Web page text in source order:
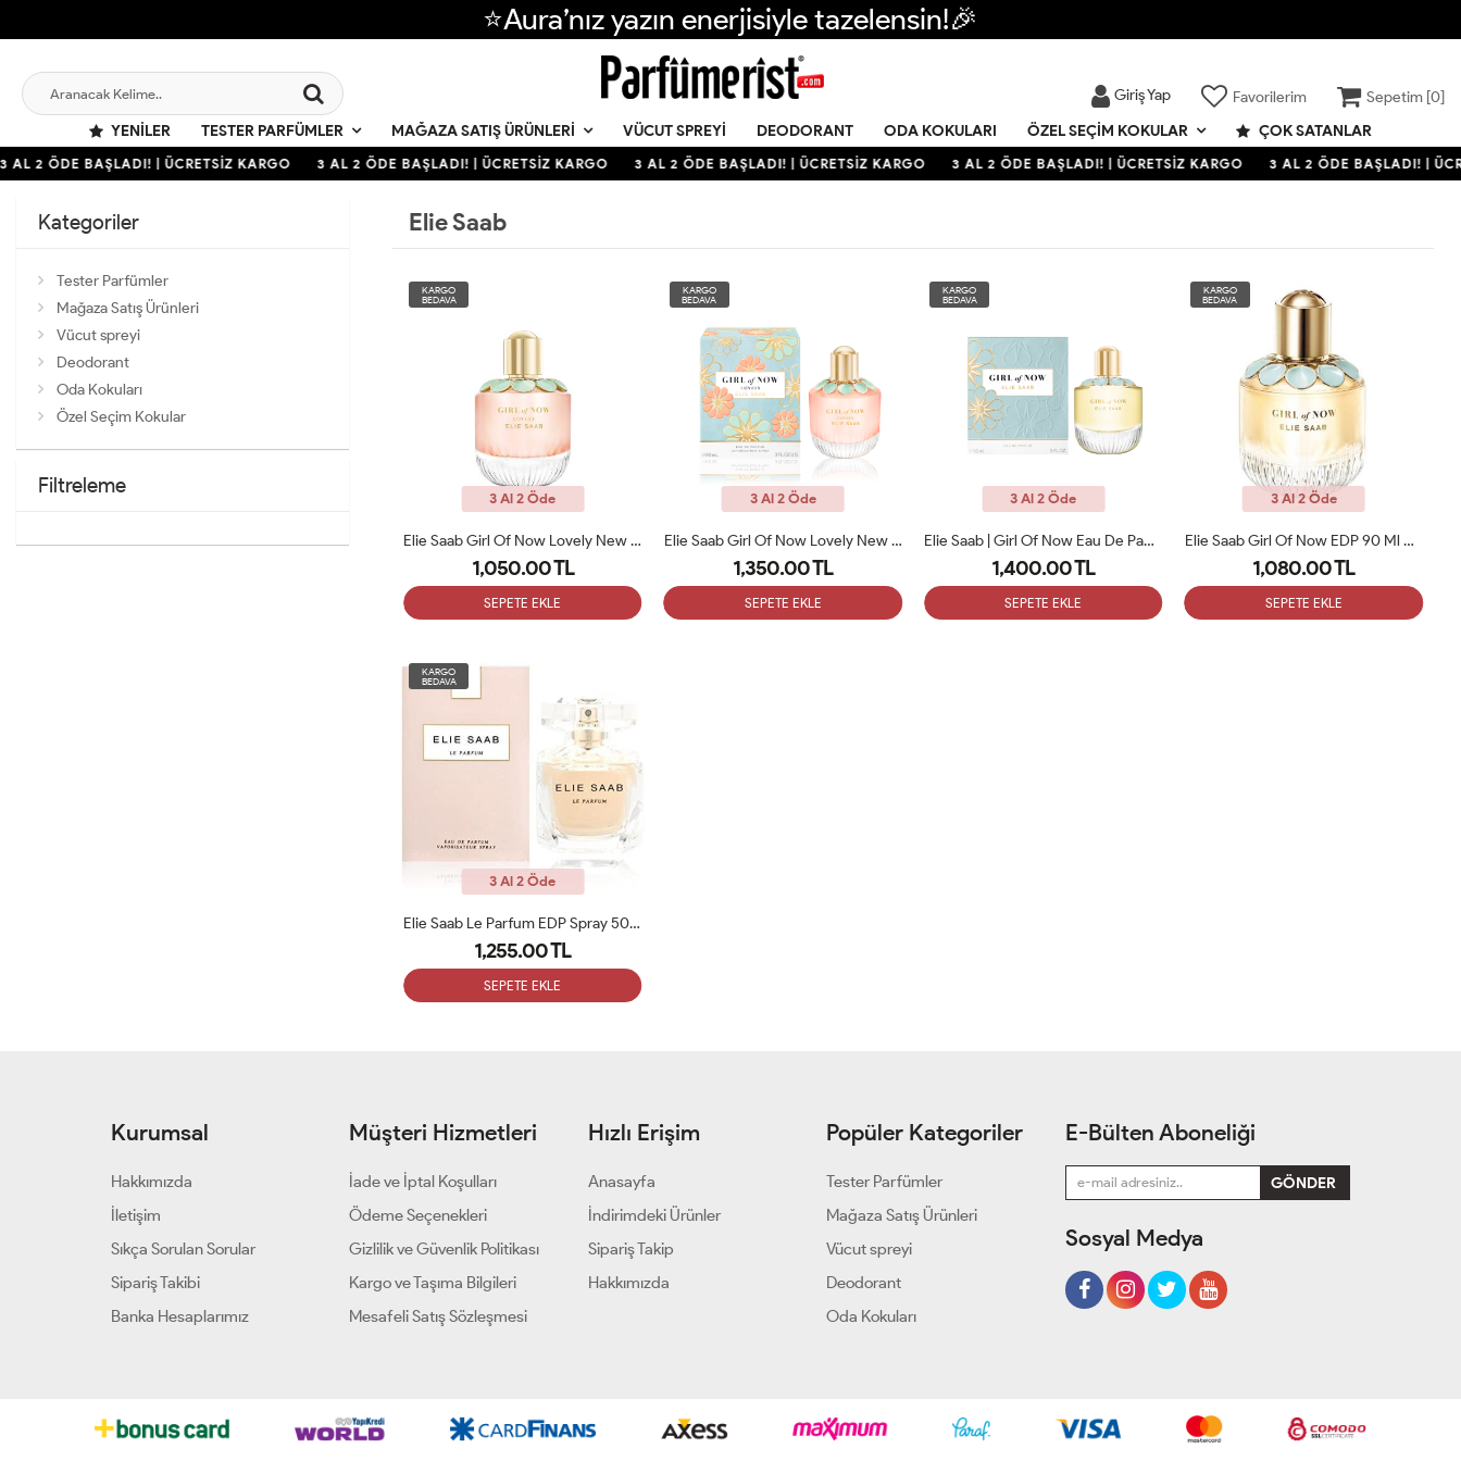
⭐Aura’nız yazın enerjisiyle tazelensin!🎉
Giriş Yap Favorilerim Sepetim [0]
YENILER
TESTER PARFÜMLER MAĞAZA SATIŞ ÜRÜNLERI VÜCUT SPREYI DEODORANT ODA KOKULARI ÖZEL SEÇIM KOKULAR ÇOK SATANLAR
AL 2 ÖDE BAŞLADI! | ÜCRETSİZ KARGO 3 AL 2 ÖDE BAŞLADI! | ÜCRETSİZ KARGO 3 AL 2 ÖDE BAŞLADI! | ÜCRETSİZ KARGO 3 AL 2 ÖDE BAŞLADI! | ÜCRETSİZ KARGO 3 AL 2 ÖDE BAŞLADI! |
Kategoriler
Tester Parfümler
Mağaza Satış Ürünleri
Vücut spreyi
Deodorant
Oda Kokuları
Özel Seçim Kokular
Filtreleme
Elie Saab
KARGO
BEDAVA
3 Al 2 Öde
Elie Saab Girl Of Now Lovely New EDP Parfum 90 Ml Bayan Tester Parfüm
1,050.00 TL
SEPETE EKLE
KARGO
BEDAVA
3 Al 2 Öde
Elie Saab Girl Of Now Lovely New EDP Parfum 90 Ml Bayan Parfüm ARC
1,350.00 TL
SEPETE EKLE
KARGO
BEDAVA
3 Al 2 Öde
Elie Saab | Girl Of Now Eau De Parfum 90 Ml Bayan Parfüm ARC
1,400.00 TL
SEPETE EKLE
KARGO
BEDAVA
3 Al 2 Öde
Elie Saab Girl Of Now EDP 90 Ml Kadın Parfüm Tester
1,080.00 TL
SEPETE EKLE
KARGO
BEDAVA
3 Al 2 Öde
Elie Saab Le Parfum EDP Spray 50ML Bayan Parfüm ARC
1,255.00 TL
SEPETE EKLE
Kurumsal
Hakkımızda
İletişim
Sıkça Sorulan Sorular
Sipariş Takibi
Banka Hesaplarımız
Müşteri Hizmetleri
İade ve İptal Koşulları
Ödeme Seçenekleri
Gizlilik ve Güvenlik Politikası
Kargo ve Taşıma Bilgileri
Mesafeli Satış Sözleşmesi
Hızlı Erişim
Anasayfa
İndirimdeki Ürünler
Sipariş Takip
Hakkımızda
Popüler Kategoriler
Tester Parfümler
Mağaza Satış Ürünleri
Vücut spreyi
Deodorant
Oda Kokuları
E-Bülten Aboneliği
Sosyal Medya